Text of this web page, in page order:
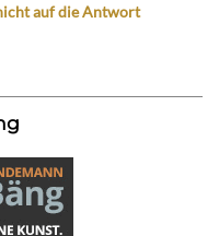
auf die Antwort